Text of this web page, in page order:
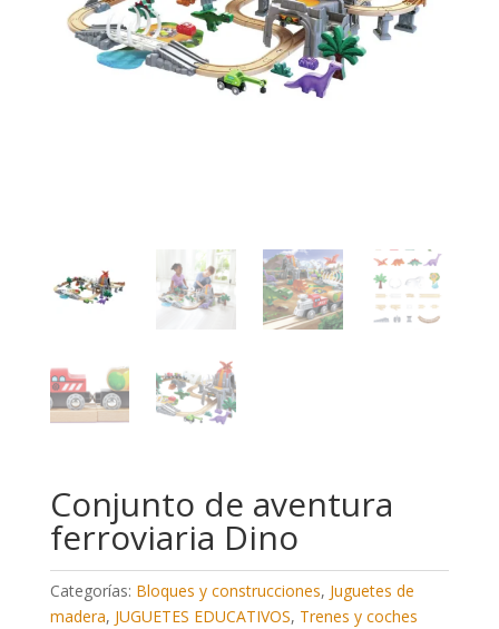
Conjunto de aventura
ferroviaria Dino
Categorías: Bloques y construcciones, Juguetes de
madera, JUGUETES EDUCATIVOS, Trenes y coches